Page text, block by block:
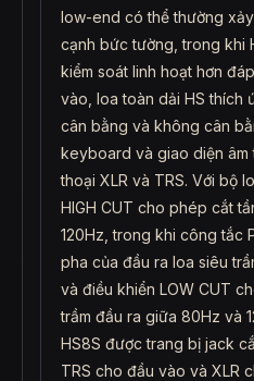
low-end có thể thường
cạnh bức tường, trong khi
kiểm soát linh hoạt hơn
vào, loa toàn dải HS thích
cân bằng và không cân
keyboard và giao diện âm
thoại XLR và TRS. Với bộ
HIGH CUT cho phép cắt
120Hz, trong khi công tắc
pha của đầu ra loa siêu
và điều khiển LOW CUT
trầm đầu ra giữa 80Hz và
HS8S được trang bị jack
TRS cho đầu vào và XLR